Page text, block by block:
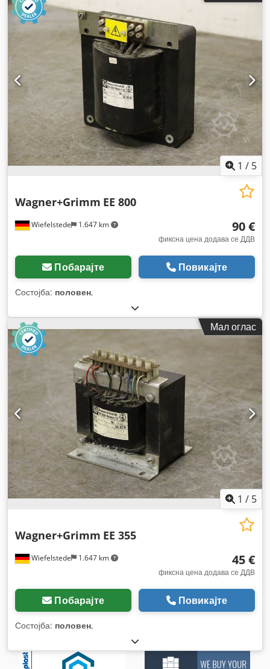
1 / 5
Wiefelstede 1.647 km
Wagner+Grimm EE 800
90 €
фиксна цена додава се ДДВ
Побарајте Повикајте
Состојба: половен,
Мал оглас
1 / 5
Wiefelstede 1.647 km
Wagner+Grimm EE 355
45 €
фиксна цена додава се ДДВ
Побарајте Повикајте
Состојба: половен,